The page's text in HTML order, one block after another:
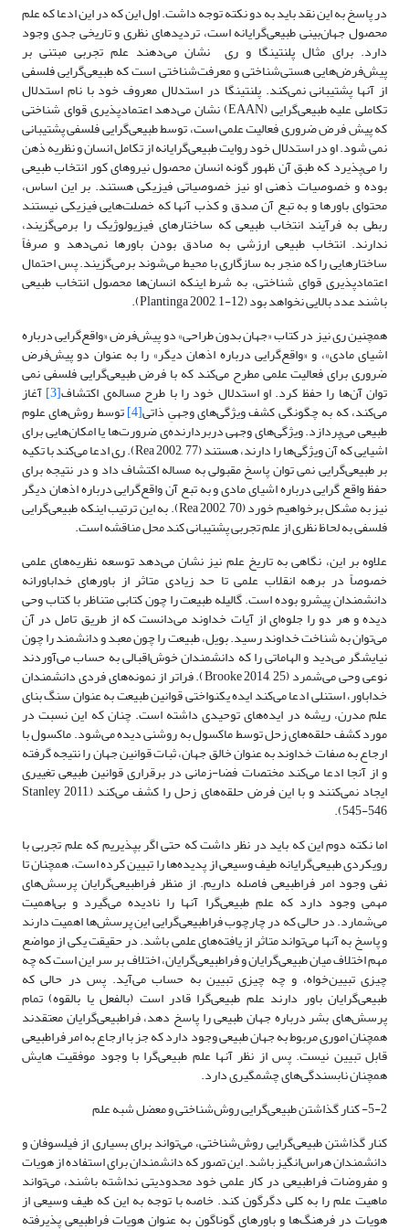
در پاسخ به این نقد باید به دو نکته توجه داشت. اول این که در این ادعا که علم
محصول ‌‌جهان‌بینی ‌طبیعی‌گرایانه است، تردیدهای نظری و تاریخی جدی وجود
دارد. برای مثال پلنتینگا و ری نشان می‌دهند علم تجربی مبتنی بر
پیش‌فرض‌‌هایی هستی‌شناختی و معرفت‌شناختی است که ‌طبیعی‌گرایی فلسفی
از آنها پشتیبانی نمی‌کند. پلنتینگا در استدلال معروف خود با نام استدلال
تکاملی علیه ‌طبیعی‌گرایی (EAAN) نشان می‌دهد اعتمادپذیری قوای شناختی
که پیش فرض ضروری فعالیت علمی است، توسط ‌طبیعی‌گرایی فلسفی پشتیبانی
نمی شود. او در استدلال خود روایت ‌طبیعی‌گرایانه از تکامل انسان و نظریه ذهن
را می‌پذیرد که طبق آن ظهور گونه انسان محصول نیروهای کور انتخاب طبیعی
بوده و خصوصیات ذهنی او نیز خصوصیاتی فیزیکی هستند. بر این اساس،
محتوای باورها و به تبع آن صدق و کذب آنها که خصلت‌هایی فیزیکی نیستند
ربطی به فرآیند انتخاب طبیعی که ساختارهای فیزیولوژیک را برمی‌گزیند،
ندارند. انتخاب طبیعی ارزشی به صادق بودن باورها نمی‌دهد و صرفاً
ساختارهایی را که منجر به سازگاری با محیط می‌شوند برمی‌گزیند. پس احتمال
اعتمادپذیری قوای شناختی، به شرط ِاینکه انسان‌‌ها محصول انتخاب طبیعی
باشند عدد بالایی نخواهد بود (Plantinga 2002, 1-12).
همچنین ری نیز در کتاب «جهان بدون طراحی» دو پیش‌فرض «واقع‌گرایی درباره
اشیای مادی»، و «واقع‌گرایی درباره اذهان دیگر» را به عنوان دو پیش‌فرض
ضروری برای فعالیت علمی مطرح می‌کند که با فرض ‌طبیعی‌گرایی فلسفی نمی
توان آن‌‌ها را حفظ کرد. او استدلال خود را با طرح مساله‌ی اکتشاف[3] آغاز
می‌کند، که به چگونگی کشف ویژگی‌های وجهیِ ذاتی[4] توسط روش‌های علوم
طبیعی می‌پردازد. ویژگی‌های وجهی دربردارنده‌ی ضرورت‌ها یا امکان‌هایی برای
اشیایی که آن ویژگی‌ها را دارند، هستند (Rea 2002, 77). ری ادعا می‌کند با تکیه
بر ‌طبیعی‌گرایی نمی توان پاسخ مقبولی به مساله اکتشاف داد و در نتیجه برای
حفظ واقع گرایی درباره اشیای مادی و به تبع آن واقع‌گرایی درباره اذهان دیگر
نیز به مشکل برخواهیم خورد (Rea 2002, 70). به این ترتیب اینکه ‌طبیعی‌گرایی
فلسفی به لحاظ نظری از علم تجربی پشتیبانی کند محل مناقشه است.
علاوه بر این، نگاهی به تاریخ علم نیز نشان می‌دهد توسعه نظریه‌‌های علمی
خصوصاً در برهه انقلاب علمی تا حد زیادی متاثر از باورهای خداباورانه
دانشمندان پیشرو بوده است. گالیله طبیعت را چون کتابی متناظر با کتاب وحی
دیده و هر دو را جلوه‌‌‌ای از آیات خداوند می‌دانست که از طریق تامل در آن
می‌توان به شناخت خداوند رسید. بویل، طبیعت را چون معبد و دانشمند را چون
نیایشگر می‌دید و الهاماتی را که دانشمندان خوش‌اقبالی به حساب می‌آوردند
نوعی وحی می‌شمرد (Brooke 2014, 25). فراتر از نمونه‌‌های فردی دانشمندان
خداباور، استنلی ادعا می‌کند ایده یکنواختی قوانین طبیعت به عنوان سنگ بنای
علم مدرن، ریشه در ایده‌‌های توحیدی داشته است. چنان که این نسبت در
مورد کشف حلقه‌‌های زحل توسط ماکسول به روشنی دیده می‌شود. ماکسول با
ارجاع به صفات خداوند به عنوان خالق جهان، ثبات قوانین جهان را نتیجه گرفته
و از آنجا ادعا می‌کند مختصات فضا-زمانی در برقراری قوانین طبیعی تغییری
ایجاد نمی‌کنند و با این فرض حلقه‌‌های زحل را کشف می‌کند (Stanley 2011,
545-546).
اما نکته دوم این که باید در نظر داشت که حتی اگر بپذیریم که علم تجربی با
رویکردی ‌طبیعی‌گرایانه طیف وسیعی از پدیده‌‌ها را تبیین کرده است، همچنان تا
نفی وجود امر فراطبیعی فاصله داریم. از منظر فراطبیعی‌گرایان پرسش‌های
مهمی وجود دارد که علمِ طبیعی‌گرا آنها را نادیده می‌گیرد و بی‌اهمیت
می‌شمارد. در حالی که در چارچوب فرا‌طبیعی‌گرایی این پرسش‌ها اهمیت دارند
و پاسخ به آنها می‌تواند متاثر از یافته‌های علمی باشد. در حقیقت یکی از مواضع
مهم اختلاف میان ‌طبیعی‌گرایان و فرا‌طبیعی‌گرایان، اختلاف بر سر این است که چه
چیزی تبیین‌خواه، و چه چیزی تبیین به حساب می‌آید. پس در حالی که
‌طبیعی‌گرایان باور دارند علم ‌طبیعی‌گرا قادر است (بالفعل یا بالقوه) تمام
پرسش‌‌های بشر درباره جهان طبیعی را پاسخ دهد، فرا‌طبیعی‌گرایان معتقدند
همچنان اموری مربوط به جهان طبیعی وجود دارد که جز با ارجاع به امر فراطبیعی
قابل تبیین نیست. پس از نظر آنها علم ‌طبیعی‌گرا با وجود موفقیت هایش
همچنان نابسندگی‌‌های چشمگیری دارد.
5-2- کنار گذاشتن ‌طبیعی‌گرایی روش‌شناختی و معضل شبه علم
کنار گذاشتن ‌طبیعی‌گرایی روش‌شناختی، می‌تواند برای بسیاری از فیلسوفان و
دانشمندان هراس‌انگیز باشد. این تصور که دانشمندان برای استفاده از هویات
و مفروضات فراطبیعی در کار علمی خود محدودیتی نداشته باشند، می‌تواند
ماهیت علم را به کلی دگرگون کند. خاصه با توجه به این که طیف وسیعی از
هویات در فرهنگ‌‌ها و باورهای گوناگون به عنوان هویات فراطبیعی پذیرفته